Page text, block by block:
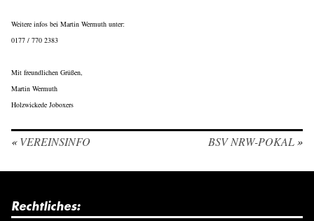
Weitere infos bei Martin Wermuth unter:
0177 / 770 2383
Mit freundlichen Grüßen,
Martin Wermuth
Holzwickede Joboxers
«VEREINSINFO BSV NRW-POKAL»
Rechtliches: